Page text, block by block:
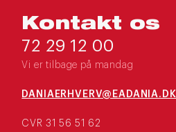
Kontakt os
72 29 12 00
Vi er tilbage på mandag
DANIAERHVERV@EADANIA.DK
CVR 31 56 51 62